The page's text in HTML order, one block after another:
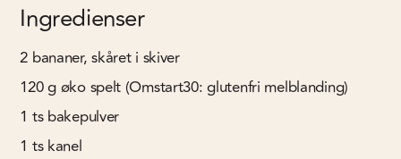
Ingredienser
2 bananer, skåret i skiver
120gøko spelt (Omstart30: glutenfri melblanding)
1 ts bakepulver
1 ts kanel